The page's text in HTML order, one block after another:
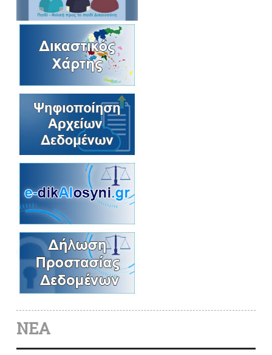
ΝΕΑ